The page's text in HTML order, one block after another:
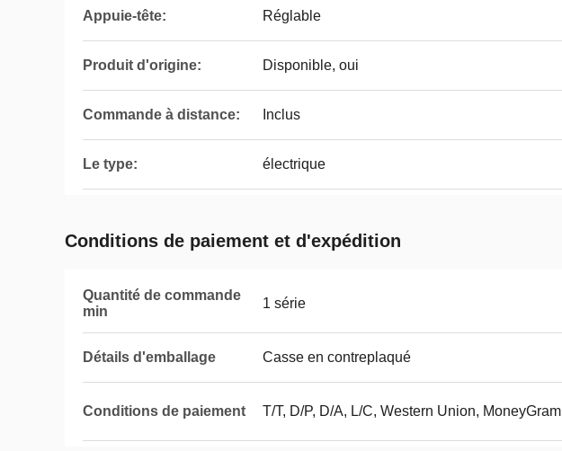
Appuie-tête: Réglable
Produit d'origine: Disponible, oui
Commande à distance: Inclus
Le type: électrique
Conditions de paiement et d'expédition
Quantité de commande
min
1 série
Détails d'emballage Casse en contreplaqué
Conditions de paiement T/T, D/P, D/A, L/C, Western Union, MoneyGram